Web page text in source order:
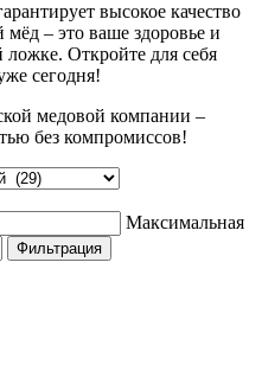
высокое качество
– это ваше здоровье и
Откройте для себя
сегодня!
медовой компании –
без компромиссов!
Максимальная
Фильтрация